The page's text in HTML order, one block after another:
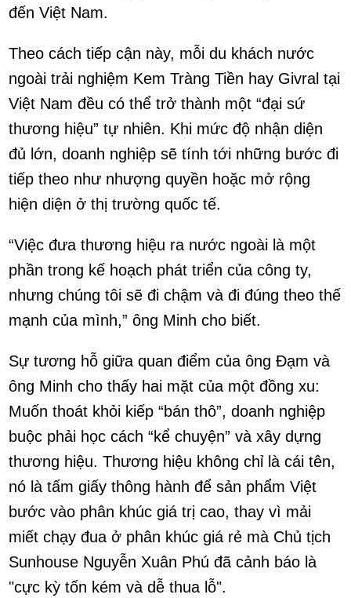
đến Việt Nam.
Theo cách tiếp cận này, mỗi du khách nước
ngoài trải nghiệm Kem Tràng Tiền hay Givral tại
Việt Nam đều có thể trở thành một “đại sứ
thương hiệu” tự nhiên. Khi mức độ nhận diện
đủ lớn, doanh nghiệp sẽ tính tới những bước đi
tiếp theo như nhượng quyền hoặc mở rộng
hiện diện ở thị trường quốc tế.
“Việc đưa thương hiệu ra nước ngoài là một
phần trong kế hoạch phát triển của công ty,
nhưng chúng tôi sẽ đi chậm và đi đúng theo thế
mạnh của mình,” ông Minh cho biết.
Sự tương hỗ giữa quan điểm của ông Đạm và
ông Minh cho thấy hai mặt của một đồng xu:
Muốn thoát khỏi kiếp “bán thô”, doanh nghiệp
buộc phải học cách “kể chuyện” và xây dựng
thương hiệu. Thương hiệu không chỉ là cái tên,
nó là tấm giấy thông hành để sản phẩm Việt
bước vào phân khúc giá trị cao, thay vì mải
miết chạy đua ở phân khúc giá rẻ mà Chủ tịch
Sunhouse Nguyễn Xuân Phú đã cảnh báo là
"cực kỳ tốn kém và dễ thua lỗ".